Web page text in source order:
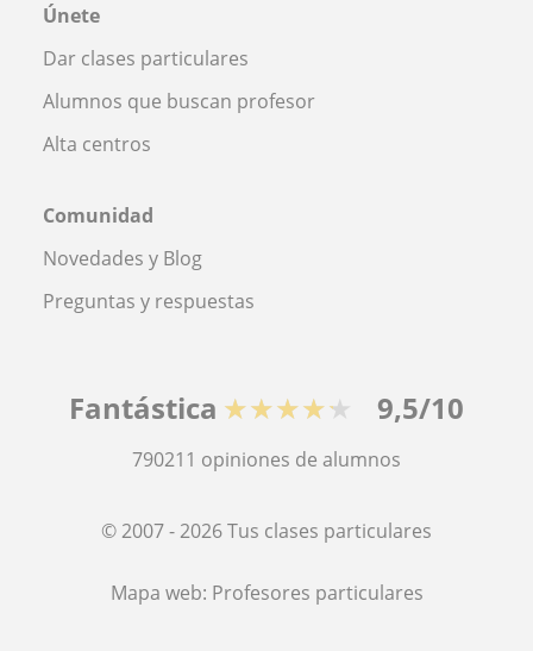
Únete
Dar clases particulares
Alumnos que buscan profesor
Alta centros
Comunidad
Novedades y Blog
Preguntas y respuestas
Fantástica ★★★★★ 9,5/10
790211 opiniones de alumnos
© 2007 - 2026 Tus clases particulares
Mapa web: Profesores particulares